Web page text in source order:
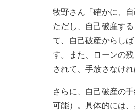
牧野さん「確かに、
ただし、自己破産す
て、自己破産からし
す。また、ローンの
されて、手放さなけ
さらに、自己破産の
可能）。具体的には